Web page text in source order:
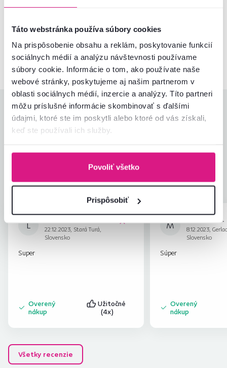
Táto webstránka používa súbory cookies
Na prispôsobenie obsahu a reklám, poskytovanie funkcií
sociálnych médií a analýzu návštevnosti používame
súbory cookie. Informácie o tom, ako používate naše
webové stránky, poskytujeme aj našim partnerom v
oblasti sociálnych médií, inzercie a analýzy. Títo partneri
môžu príslušné informácie skombinovať s ďalšími
údajmi, ktoré ste im poskytli alebo ktoré od vás získali,
keď ste používali ich služby.
Povoliť všetko
Prispôsobiť
Kontaktujte nás a my vám radi poradíme
02/ 40 100 100 Spustiť chat
Hodnotenia produktu
Jednoduchosť montáže
Zabalenie výrobku
Pomer hodnoty a ceny
4,7
L
22.12.2023, Stará Turá,
Slovensko
Super
Overený
nákup
Užitočné
(4x)
M
Miroslav B.
8.12.2023,
Slovensko
Súper
Overený
nákup
Všetky recenzie